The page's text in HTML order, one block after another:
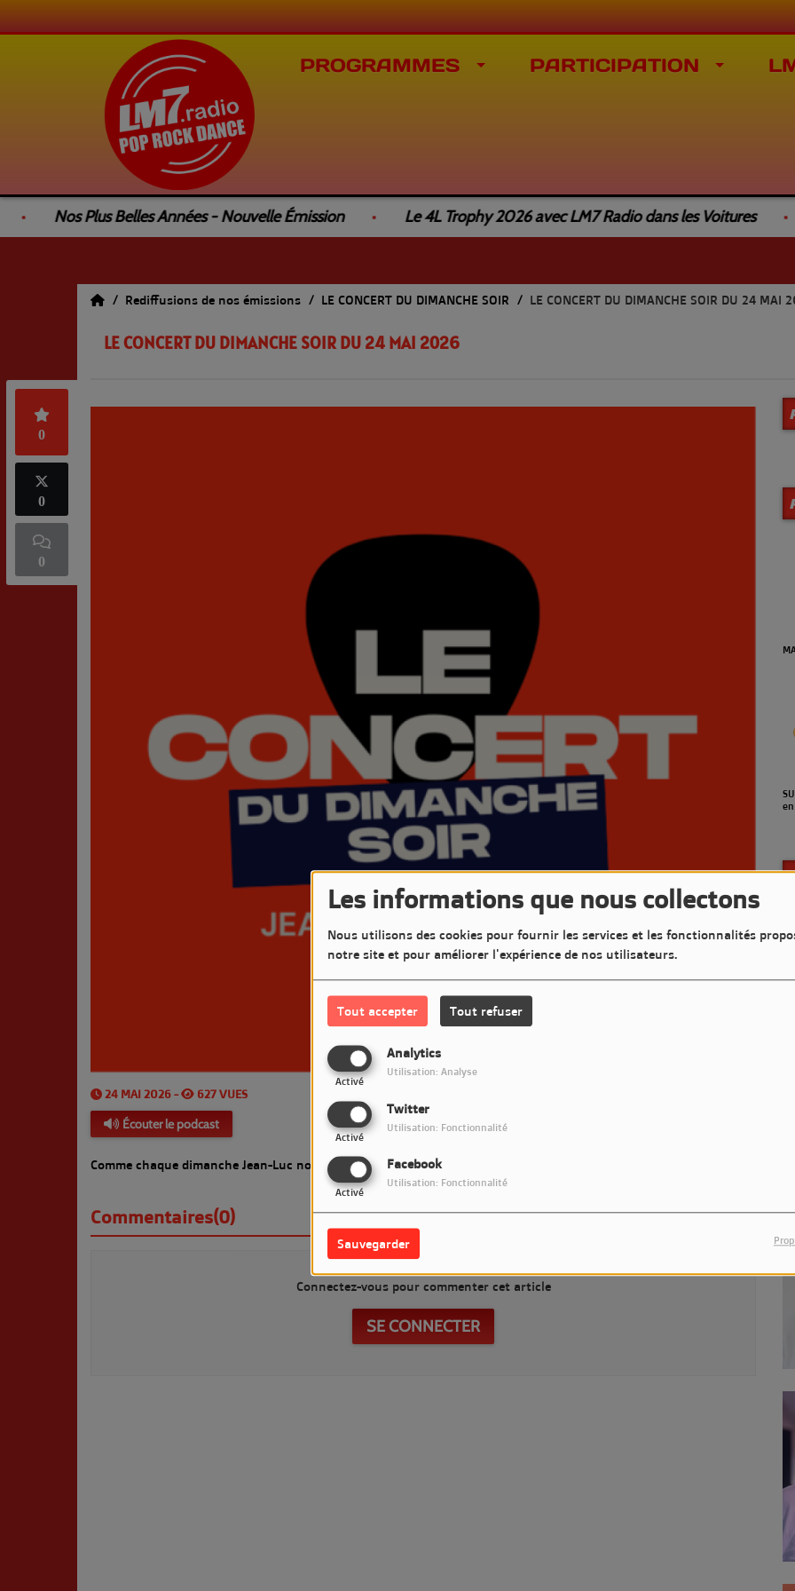
Les informations que nous collectons
Nous utilisons des cookies pour fournir les services et les fonctionnalités
notre site et pour améliorer l'expérience de nos utilisateurs.
Tout accepter Tout refuser
Analytics
Activé
Utilisation: Analyse
Twitter
Activé
Utilisation: Fonctionnalité
Facebook
Activé
Utilisation: Fonctionnalité
Sauvegarder
PROGRAMMES PARTICIPATION
Nos Plus Belles Années - Nouvelle Émission Le 4L Trophy 2026 avec LM7 Radio dans les Voitures
Rediffusions de nos émissions LE CONCERT DU DIMANCHE SOIR LE CONCERT DU DIMANCHE SOIR DU 24 MAI
LE CONCERT DU DIMANCHE SOIR DU 24 MAI 2026
0
0
0
24 MAI 2026 - 627 VUES
Écouter le podcast
Comme chaque dimanche Jean-Luc nous propose un Concert pour mettre en lumière des artistes sur LM7 Radio
Commentaires(0)
Connectez-vous pour commenter cet article
SE CONNECTER